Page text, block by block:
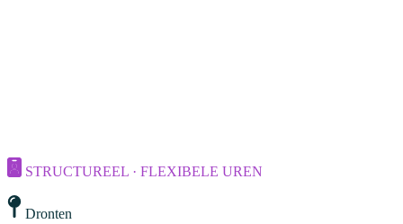
STRUCTUREEL · FLEXIBELE UREN
Dronten